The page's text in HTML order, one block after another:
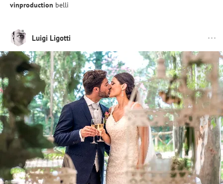
vinproduction belli
Luigi Ligotti